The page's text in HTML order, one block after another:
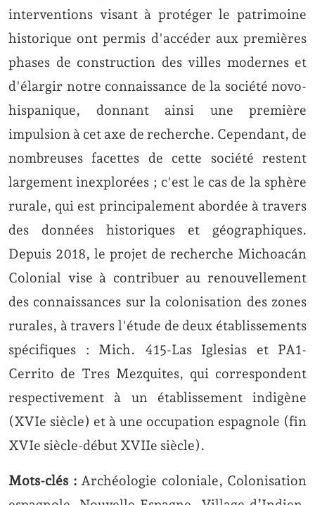
interventions visant à protéger le patrimoine
historique ont permis d'accéder aux premières
phases de construction des villes modernes et
d'élargir notre connaissance de la société novo-
hispanique, donnant ainsi une première
impulsion à cet axe de recherche. Cependant, de
nombreuses facettes de cette société restent
largement inexplorées ; c'est le cas de la sphère
rurale, qui est principalement abordée à travers
des données historiques et géographiques.
Depuis 2018, le projet de recherche Michoacán
Colonial vise à contribuer au renouvellement
des connaissances sur la colonisation des zones
rurales, à travers l'étude de deux établissements
spécifiques : Mich. 415-Las Iglesias et PA1-
Cerrito de Tres Mezquites, qui correspondent
respectivement à un établissement indigène
(XVIe siècle) et à une occupation espagnole (fin
XVIe siècle-début XVIIe siècle).
Mots-clés :Archéologie coloniale, Colonisation